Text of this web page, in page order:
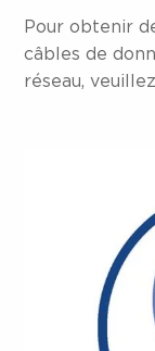
Pour obtenir
câbles de
réseau,